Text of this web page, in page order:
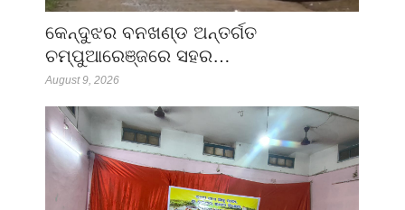
କେନ୍ଦୁଝର ବନଖଣ୍ଡ ଅନ୍ତର୍ଗତ
ଚମ୍ପୁଆରେଞ୍ଜରେ ସହର…
August 9, 2026